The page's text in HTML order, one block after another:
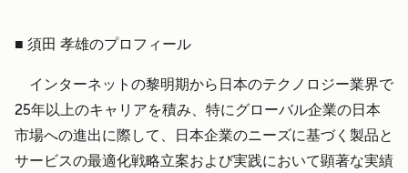
■ 須田 孝雄のプロフィール
インターネットの黎明期から日本のテクノロジー業界で
25年以上のキャリアを積み、特にグローバル企業の日本
市場への進出に際して、日本企業のニーズに基づく製品と
サービスの最適化戦略立案および実践において顕著な実績